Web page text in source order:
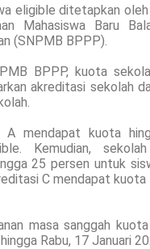
eligible ditetapkan
Mahasiswa Baru
(SNPMB BPPP).
BPPP, kuota
akreditasi sekolah
A mendapat kuota
Kemudian,
25 persen untuk
C mendapat
masa sanggah
Rabu, 17 Januari